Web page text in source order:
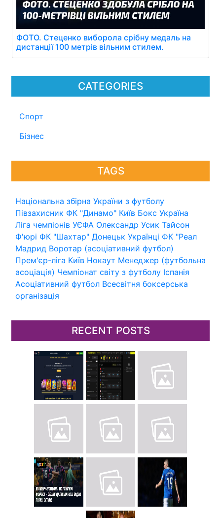
CATEGORIES
Спорт
Бізнес
TAGS
Національна збірна України з футболу
Півзахисник ФК "Динамо" Київ Бокс Україна
Ліга чемпіонів УЄФА Олександр Усик Тайсон
Ф'юрі ФК "Шахтар" Донецьк Українці ФК "Реал
Мадрид Воротар (асоціативний футбол)
Прем'єр-ліга Київ Нокаут Менеджер (футбольна
асоціація) Чемпіонат світу з футболу Іспанія
Асоціативний футбол Всесвітня боксерська
організація
RECENT POSTS
ФОТО. Стеценко виборола срібну медаль на
дистанції 100 метрів вільним стилем.